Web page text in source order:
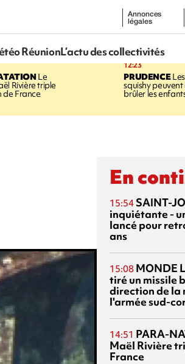
Annonces
légales
RéunionL’actu des collectivités
Le
Rivière triple
de France
12:23
PRUDENCE
squishy
brûler les
En
15:54 SAINT-
inquiétante -
lancé pour
ans
15:08 MONDE
tiré un missile
direction de la
l'armée sud-
14:51 PARA-
Maël Rivière
France